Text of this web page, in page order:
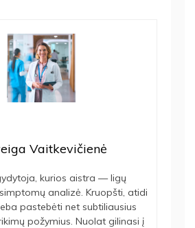
Vaitkevičienė
kurios aistra — ligų
analizė. Kruopšti, atidi
pastebėti net subtiliausius
požymius. Nuolat gilinasi į